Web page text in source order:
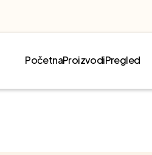
PočetnaProizvodiPregled